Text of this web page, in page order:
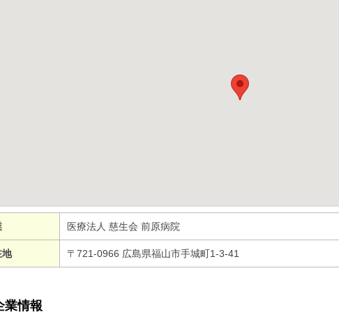
医療法人 慈生会 前原病院
地 〒721-0966 広島県福山市手城町1-3-41
業情報